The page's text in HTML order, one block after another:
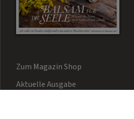
Zum Magazin Shop
Aktuelle Ausgabe